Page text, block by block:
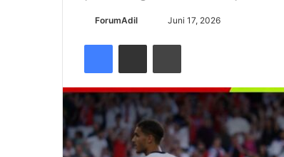
ForumAdil Juni 17, 2026
FacebookShare via Email Cetak